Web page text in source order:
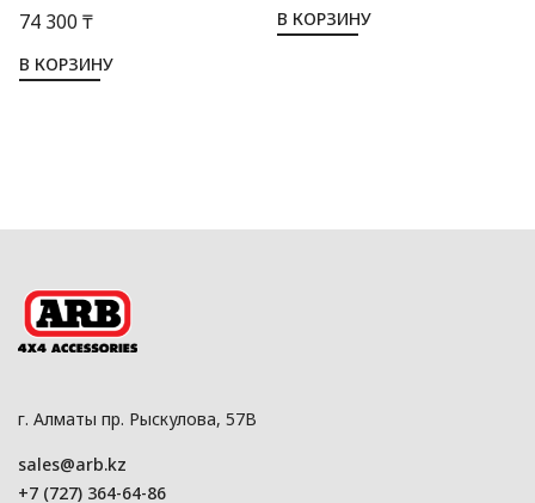
74 300 ₸
В КОРЗИНУ
В КОРЗИНУ
г. Алматы пр. Рыскулова, 57В
sales@arb.kz
+7 (727) 364-64-86